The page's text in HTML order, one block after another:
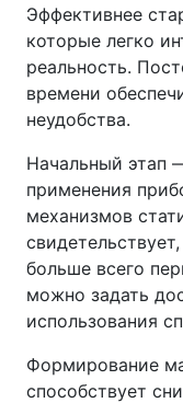
Эффективнее
которые легко
реальность.
времени
неудобства.
Начальный этап
применения
механизмов
больше всего
можно задать
использования
Формирование
способствует